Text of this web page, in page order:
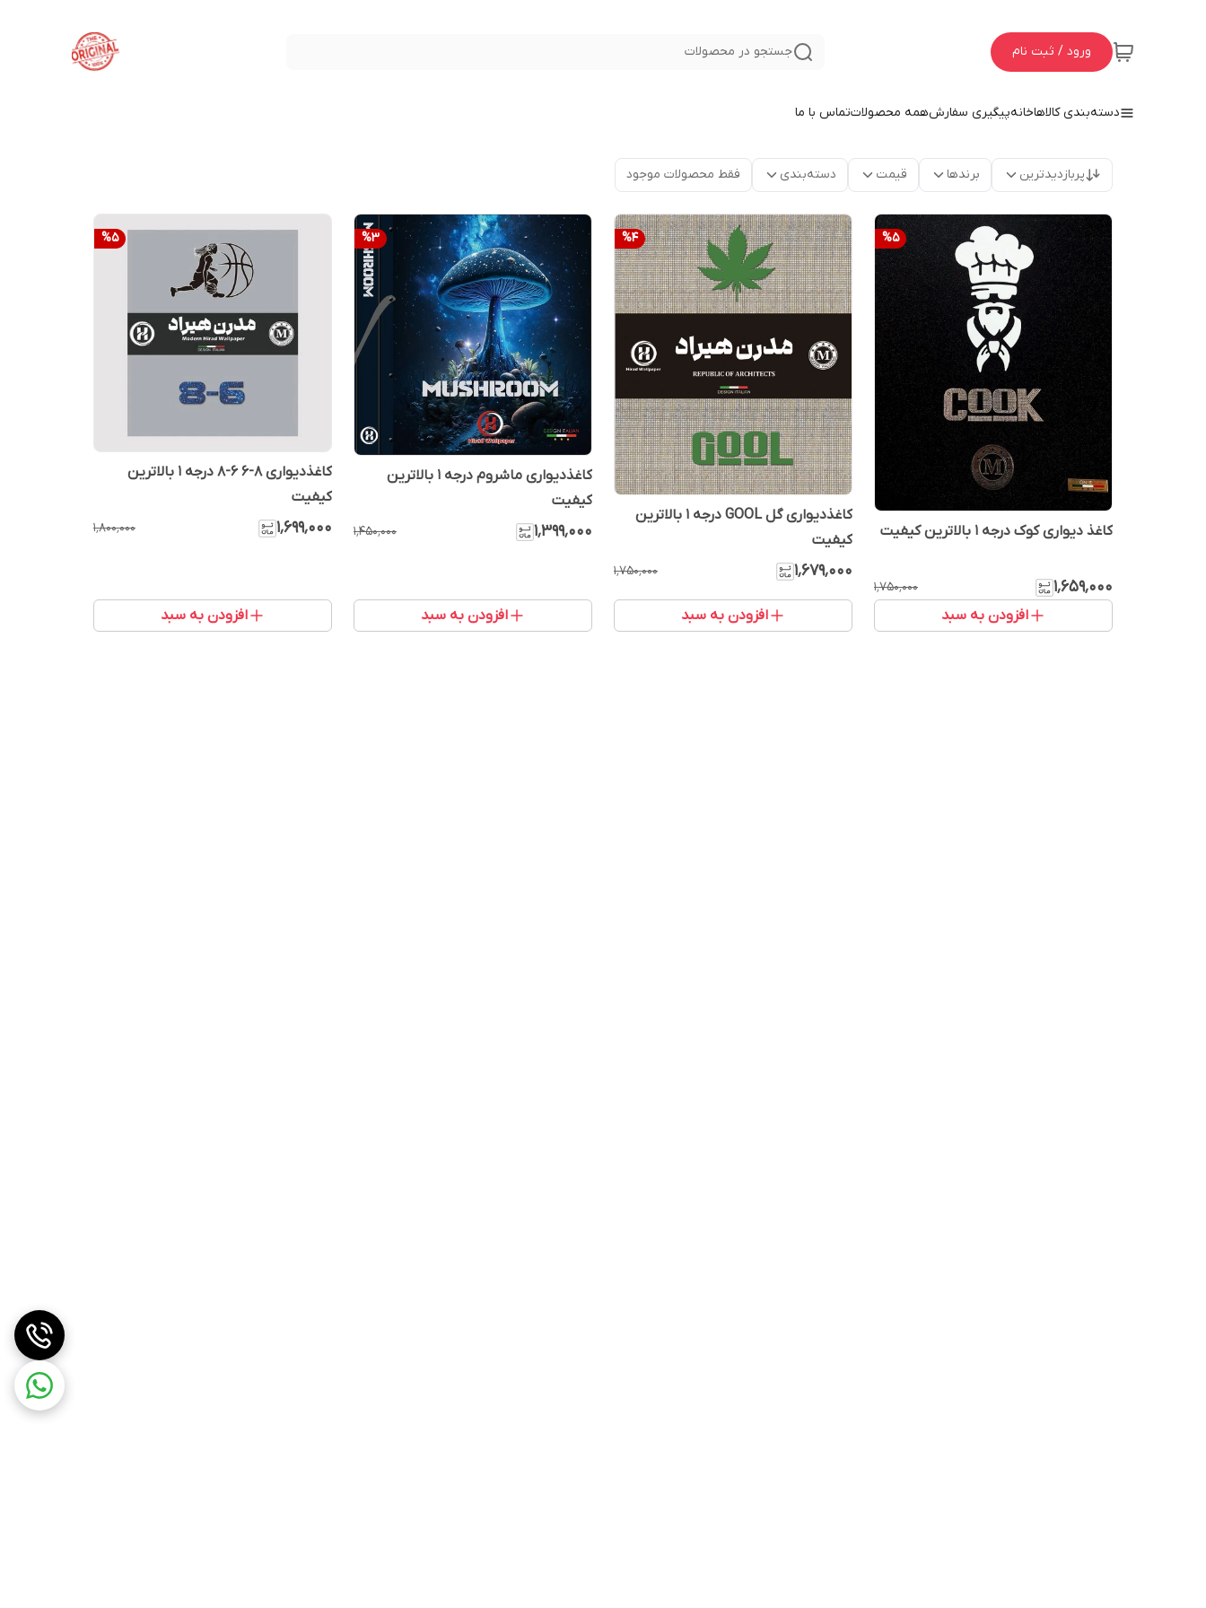
ورود / ثبت نام جستجو در محصولات
دسته‌بندی کالاهاخانهپیگیری سفارشهمه محصولاتتماس با ما
پربازدیدترین برندها قیمت دسته‌بندی فقط محصولات موجود
%5
کاغذ دیواری کوک درجه 1 بالاترین کیفیت
۱٬۶۵۹٬۰۰۰ ۱٬۷۵۰٬۰۰۰
افزودن به سبد
%4
کاغذدیواری گل GOOL درجه 1 بالاترین
کیفیت
۱٬۶۷۹٬۰۰۰ ۱٬۷۵۰٬۰۰۰
افزودن به سبد
%3
کاغذدیواری ماشروم درجه 1 بالاترین
کیفیت
۱٬۳۹۹٬۰۰۰ ۱٬۴۵۰٬۰۰۰
افزودن به سبد
%5
کاغذدیواری 8-6 6-8 درجه 1 بالاترین
کیفیت
۱٬۶۹۹٬۰۰۰ ۱٬۸۰۰٬۰۰۰
افزودن به سبد